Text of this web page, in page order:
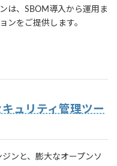
は、SBOM導入から運用ま
ンをご提供します。
キュリティ管理ツー
ンと、膨大なオープンソ